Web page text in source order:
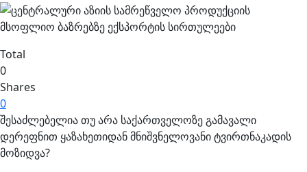
Total
0
Shares
0
შესაძლებელია თუ არა საქართველოზე გამავალი
დერეფნით ყაზახეთიდან მნიშვნელოვანი ტვირთნაკადის
მოზიდვა?